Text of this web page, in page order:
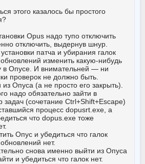
этого казалось бы простого
Opus надо тупо отключить
отключить, выдернув шнур.
патча и убирания галок
изменить какую-нибудь
в Опусе. И внимательней — ни
проверок не должно быть.
Опуса (а не просто его закрыть).
надо обязательно зайти в
задач (сочетание Ctrl+Shift+Escape)
процесс dopusrt.exe, а
что dopus.exe тоже
Опус и убедиться что галок
нет.
снова именно выйти из Опуса
и убедиться что галок нет.